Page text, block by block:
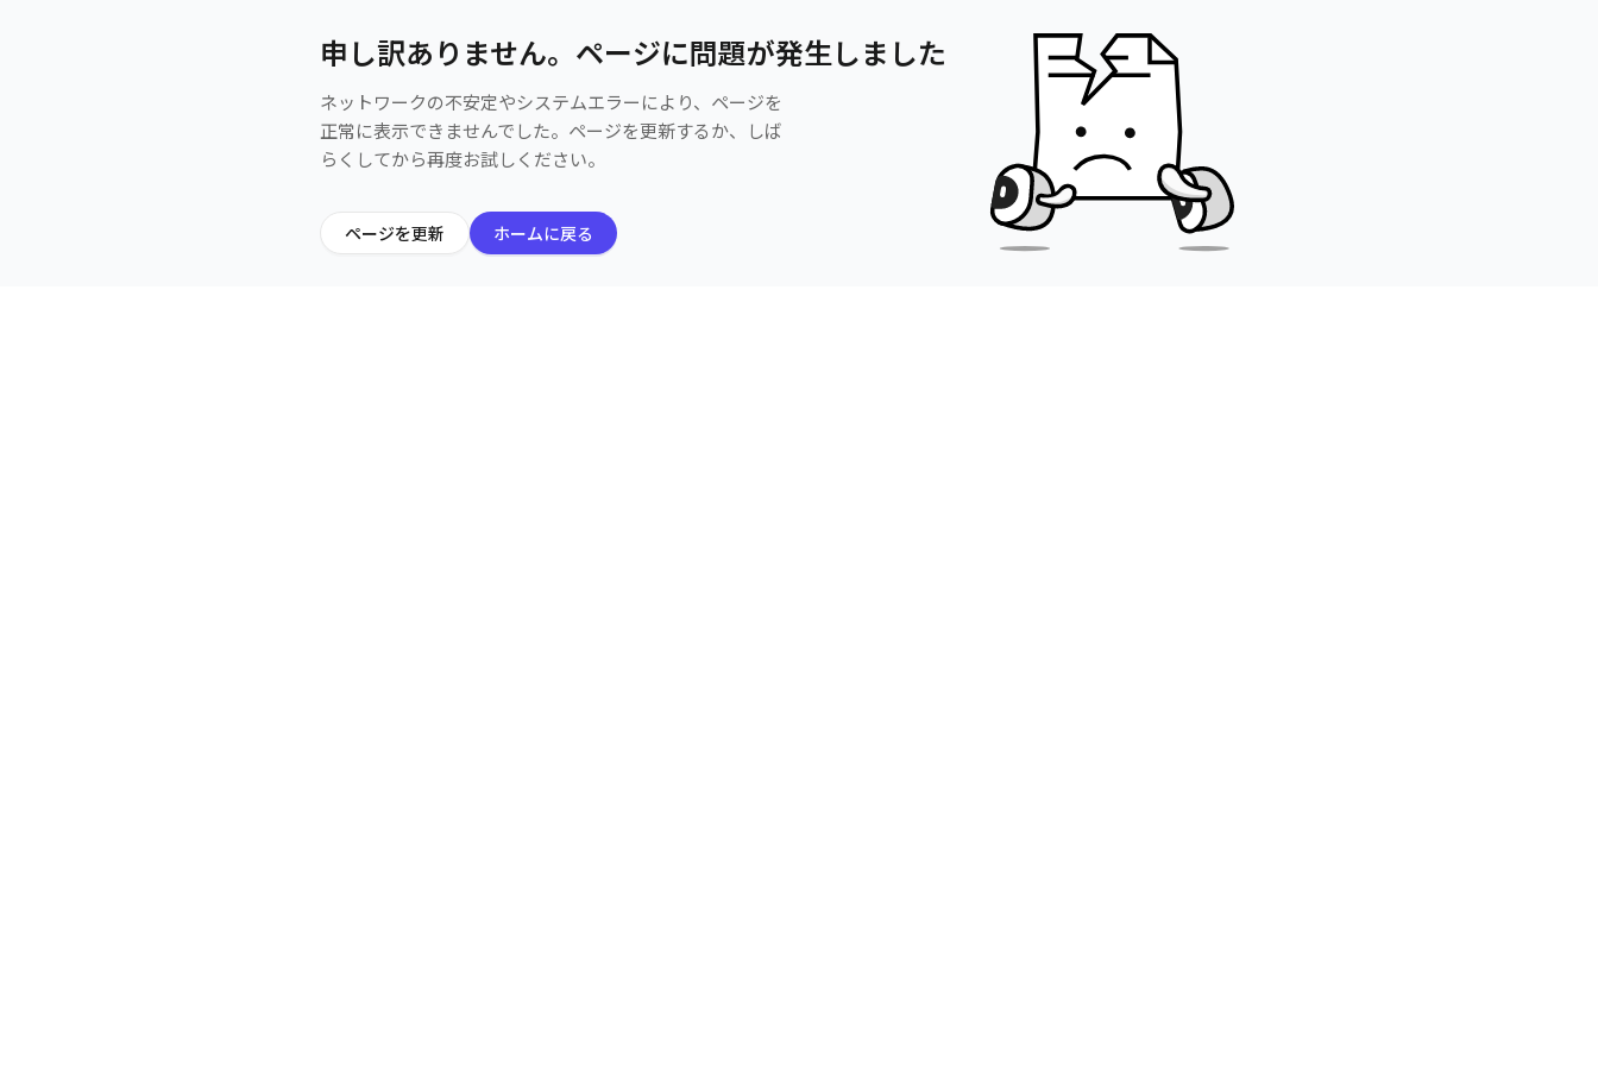
申し訳ありません。ページに問題が発生しました
ネットワークの不安定やシステムエラーにより、ページを
正常に表示できませんでした。ページを更新するか、しば
らくしてから再度お試しください。
ページを更新 ホームに戻る